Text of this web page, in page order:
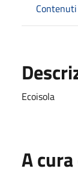
Ecoisola
A